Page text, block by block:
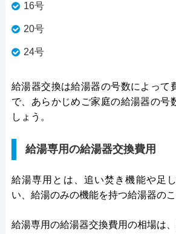
16号
20号
24号
給湯器交換は給湯器の号数によって
で、あらかじめご家庭の給湯器の号
しょう。
給湯専用の給湯器交換費用
給湯専用とは、追い焚き機能や足
い、給湯のみの機能を持つ給湯器のこ
給湯専用の給湯器交換費用の相場は、